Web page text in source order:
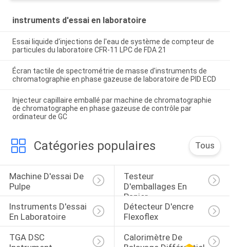
instruments d'essai en laboratoire
Essai liquide d'injections de l'eau de système de compteur de
particules du laboratoire CFR-11 LPC de FDA 21
Écran tactile de spectrométrie de masse d'instruments de
chromatographie en phase gazeuse de laboratoire de PID ECD
Injecteur capillaire emballé par machine de chromatographie
de chromatographe en phase gazeuse de contrôle par
ordinateur de GC
Catégories populaires Tous
Machine D'essai De
Pulpe
Testeur
D'emballages En
Papier
Instruments D'essai
En Laboratoire
Détecteur D'encre
Flexoflex
TGA DSC
Calorimètre De